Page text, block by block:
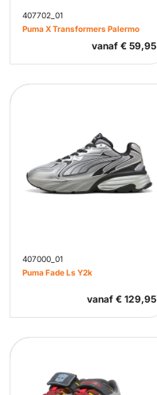
407702_01
Puma X Transformers Palermo
vanaf € 59,95
407000_01
Puma Fade Ls Y2k
vanaf € 129,95